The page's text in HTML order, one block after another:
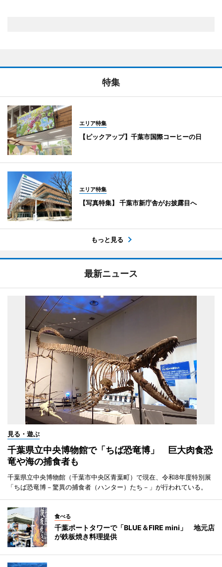
特集
エリア特集
【ピックアップ】千葉市国際コーヒーの日
エリア特集
【写真特集】 千葉市新庁舎がお披露目へ
もっと見る
最新ニュース
見る・遊ぶ
千葉県立中央博物館で「ちば恐竜博」 巨大肉食恐
竜や海の捕食者も
千葉県立中央博物館（千葉市中央区青葉町）で現在、令和8年度特別展
「ちば恐竜博－驚異の捕食者（ハンター）たち－」が行われている。
食べる
千葉ポートタワーで「BLUE＆FIRE mini」 地元店
が鉄板焼き料理提供